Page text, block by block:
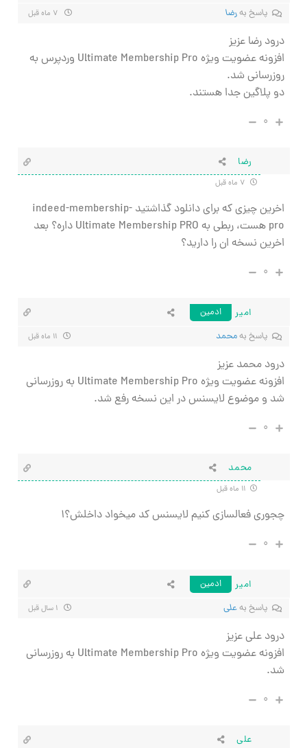
پاسخ بهرضا
درود رضا عزیز
افزونه عضویت ویژه Ultimate Membership Pro وردپرس به
روزرسانی شد.
دو پلاگین جدا هستند.
۰
رضا
اخرین چیزی که برای دانلود گذاشتید indeed-membership-
pro هست، ربطی به Ultimate Membership PRO داره؟ بعد
اخرین نسخه ان را دارید؟
۰
امیر
ادمین
پاسخ بهمحمد
درود محمد عزیز
افزونه عضویت ویژه Ultimate Membership Pro به روزرسانی
شد و موضوع لایسنس در این نسخه رفع شد.
۰
محمد
چجوری فعالسازی کنیم لایسنس کد میخواد داخلش؟۱
۰
امیر
ادمین
پاسخ بهعلی
درود علی عزیز
افزونه عضویت ویژه Ultimate Membership Pro به روزرسانی
شد.
۰
علی